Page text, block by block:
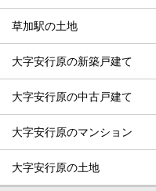
草加駅の土地
大字安行原の新築戸建て
大字安行原の中古戸建て
大字安行原のマンション
大字安行原の土地